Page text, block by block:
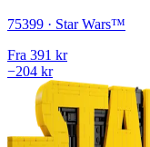
75399 · Star Wars™
Fra 391 kr
−204 kr